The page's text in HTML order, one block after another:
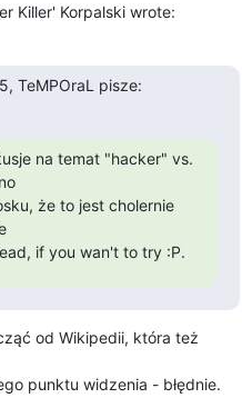
Killer' Korpalski wrote:
TeMPOraL pisze:
na temat "hacker" vs.
że to jest cholernie
if you wan't to try :P.
od Wikipedii, która też
punktu widzenia - błędnie.